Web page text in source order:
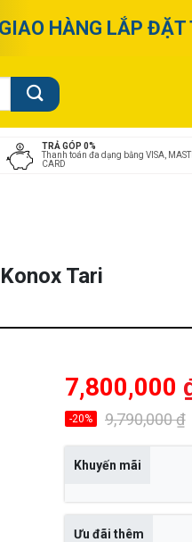
HÀNG LẮP ĐẶT
TRẢ GÓP 0%
Thanh toán đa dạng bằng VISA,
CARD
Tari
9,790,000₫
Giá
gốc
9,790,000 ₫.
7,800,000
Giá
hiện
tại
là:
7,800,000 ₫.
-20%
Khuyến mãi
Ưu đãi thêm